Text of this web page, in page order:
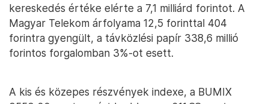
kereskedés értéke elérte a 7,1 milliárd forintot. A
Magyar Telekom árfolyama 12,5 forinttal 404
forintra gyengült, a távközlési papír 338,6 millió
forintos forgalomban 3%-ot esett.
A kis és közepes részvények indexe, a BUMIX